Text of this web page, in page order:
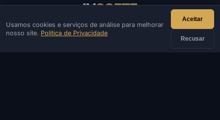
IVSOFTE
IVSOFTE — loja de software. Fornecemos serviços de
instalação e inicialização de software.
Usamos cookies e serviços de análise para melhorar
nosso site. Política de Privacidade
Aceitar
Recusar